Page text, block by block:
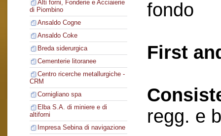
Alti forni, Fonderie e Acciaierie
di Piombino
Ansaldo Cogne
Ansaldo Coke
Breda siderurgica
Cementerie litoranee
Centro ricerche metallurgiche -
CRM
Cornigliano spa
Elba S.A. di miniere e di
altiforni
Impresa Sebina di navigazione
fondo
First
regg. e